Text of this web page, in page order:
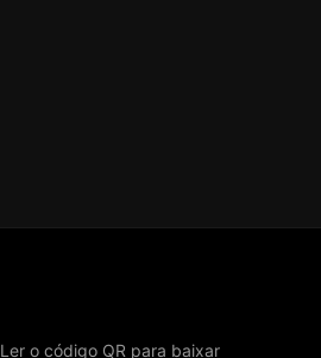
Ler o código QR para baixar